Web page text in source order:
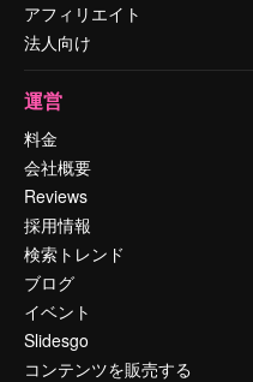
アフィリエイト
法人向け
運営
料金
会社概要
Reviews
採用情報
検索トレンド
ブログ
イベント
Slidesgo
コンテンツを販売する